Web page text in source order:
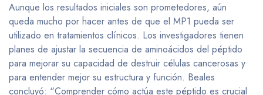
Aunque los resultados iniciales son prometedores, aún
queda mucho por hacer antes de que el MP1 pueda ser
utilizado en tratamientos clínicos. Los investigadores tienen
planes de ajustar la secuencia de aminoácidos del péptido
para mejorar su capacidad de destruir células cancerosas y
para entender mejor su estructura y función. Beales
concluyó: “Comprender cómo actúa este péptido es crucial